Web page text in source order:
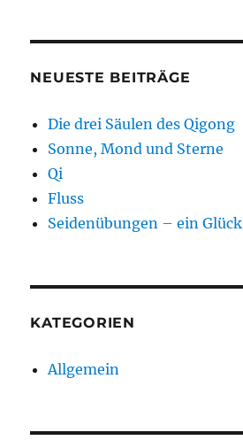
NEUESTE BEITRÄGE
Die drei Säulen des Qigong
Sonne, Mond und Sterne
Qi
Fluss
Seidenübungen – ein Glück
KATEGORIEN
Allgemein